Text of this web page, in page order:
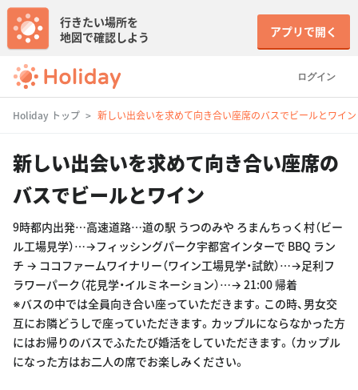
ログイン
行きたい場所を
地図で確認しよう
アプリで開く
Holiday トップ 新しい出会いを求めて向き合い座席のバスでビールとワイン
新しい出会いを求めて向き合い座席の
バスでビールとワイン
9時都内出発…高速道路…道の駅 うつのみや ろまんちっく村（ビー
ル工場見学）…→フィッシングパーク宇都宮インターで BBQ ラン
チ → ココファームワイナリー（ワイン工場見学・試飲）…→足利フ
ラワーパーク（花見学・イルミネーション）…→ 21:00 帰着
※バスの中では全員向き合い座っていただきます。この時、男女交
互にお隣どうしで座っていただきます。カップルにならなかった方
にはお帰りのバスでふたたび婚活をしていただきます。（カップル
になった方はお二人の席でお楽しみください。